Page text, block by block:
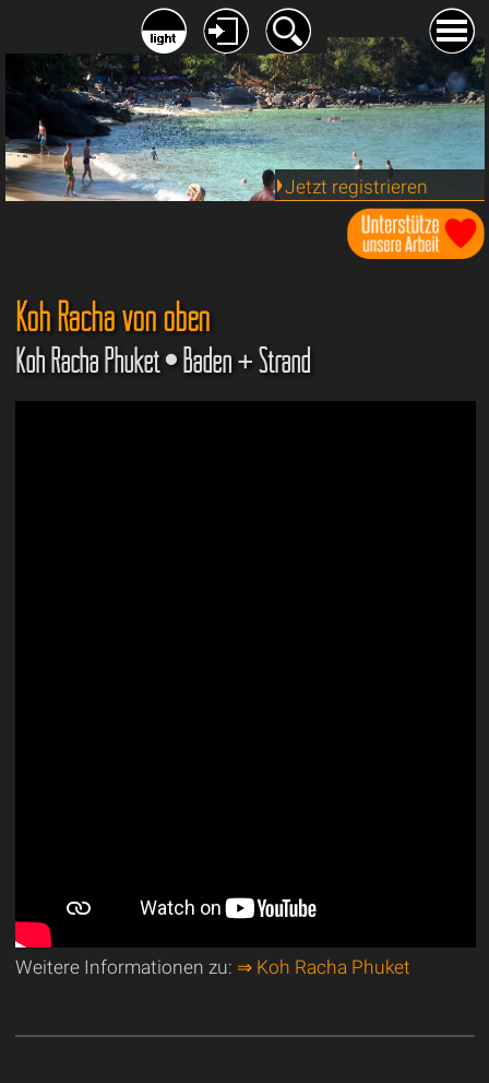
Jetzt registrieren
Koh Racha von oben
Koh Racha Phuket • Baden + Strand
Weitere Informationen zu: ⇒ Koh Racha Phuket